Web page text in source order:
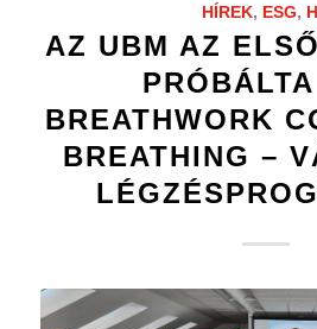
HÍREK, ESG,
AZ UBM AZ
BREATHWORK
BREATHING –